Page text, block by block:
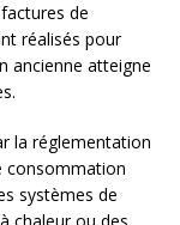
de
réalisés pour
ancienne atteigne
la réglementation
consommation
systèmes de